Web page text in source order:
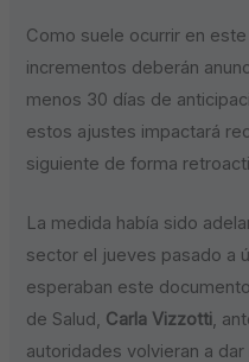
Como suele ocurrir en
incrementos deberán
menos 30 días de
estos ajustes impactará
siguiente de forma
La medida había sido
sector el jueves pasado a
esperaban este
de Salud, Carla Vizzotti,
autoridades volvieran a